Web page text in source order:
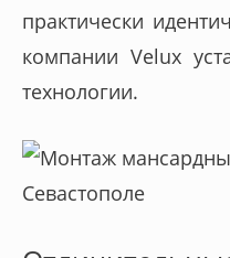
практически
компании Velux
технологии.